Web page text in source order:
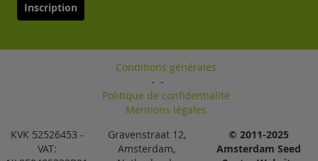
Inscription
Conditions générales
-
Politique de confidentialité
-
Mentions légales
KVK 52526453 -
VAT:
Gravenstraat 12,
Amsterdam,
© 2011-2025
Amsterdam Seed